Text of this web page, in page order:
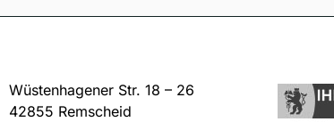
Wüstenhagener Str. 18 – 26
42855 Remscheid